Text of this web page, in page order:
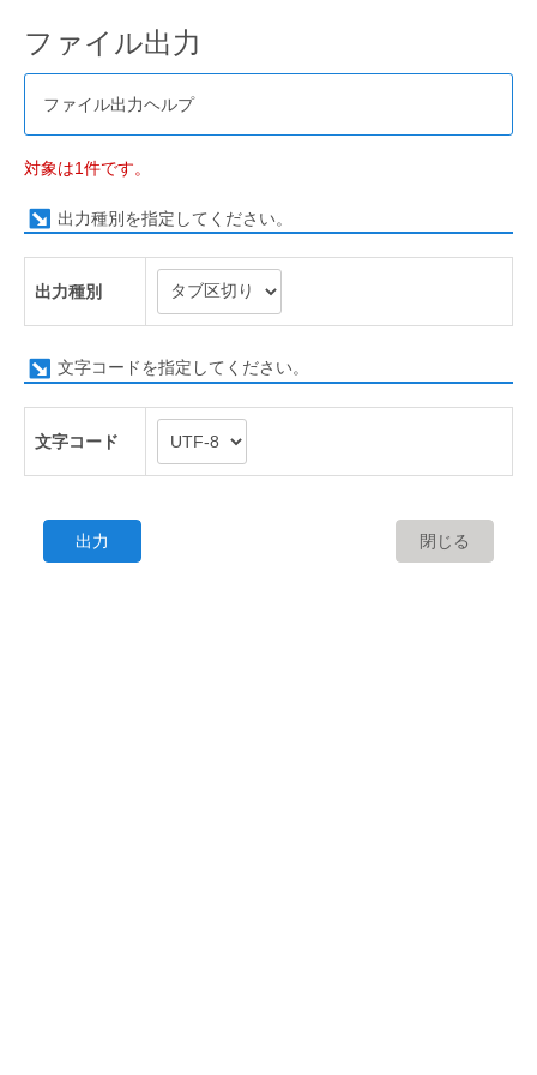
ファイル出力
ファイル出力ヘルプ
対象は1件です。
出力種別を指定してください。
出力種別
文字コードを指定してください。
文字コード